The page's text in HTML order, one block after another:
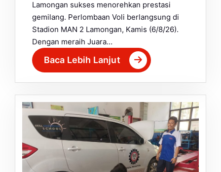
Lamongan sukses menorehkan prestasi
gemilang. Perlombaan Voli berlangsung di
Stadion MAN 2 Lamongan, Kamis (6/8/26).
Dengan meraih Juara…
Baca Lebih Lanjut